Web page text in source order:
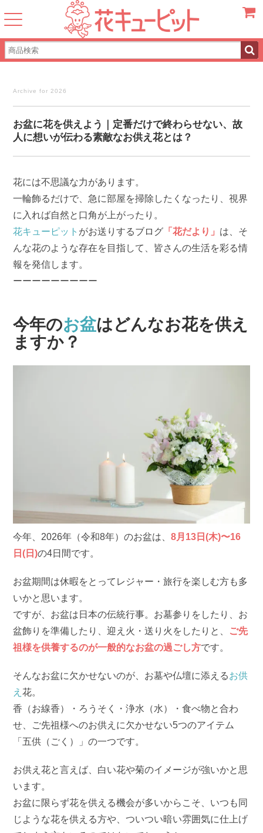
Archive for 2026
お盆に花を供えよう｜定番だけで終わらせない、故
人に想いが伝わる素敵なお供え花とは？
花には不思議な力があります。
一輪飾るだけで、急に部屋を掃除したくなったり、視界
に入れば自然と口角が上がったり。
花キューピット がお送りするブログ 「花だより」 は、そ
んな花のような存在を目指して、皆さんの生活を彩る情
報を発信します。
ーーーーーーーーー
今年のお盆はどんなお花を供え
ますか？
今年、2026年（令和8年）のお盆は、8月13日(木)〜16
日(日)の4日間です。
お盆期間は休暇をとってレジャー・旅行を楽しむ方も多
いかと思います。
ですが、お盆は日本の伝統行事。お墓参りをしたり、お
盆飾りを準備したり、迎え火・送り火をしたりと、 ご先
祖様を供養するのが一般的なお盆の過ごし方です。
そんなお盆に欠かせないのが、お墓や仏壇に添えるお供
え花。
香（お線香）・ろうそく・浄水（水）・食べ物と合わ
せ、ご先祖様へのお供えに欠かせない5つのアイテム
「五供（ごく）」の一つです。
お供え花と言えば、白い花や菊のイメージが強いかと思
います。
お盆に限らず花を供える機会が多いからこそ、いつも同
じような花を供える方や、ついつい暗い雰囲気に仕上げ